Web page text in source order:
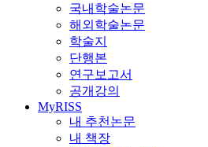
국내학술논문
해외학술논문
학술지
단행본
연구보고서
공개강의
MyRISS
내 추천논문
내 책장